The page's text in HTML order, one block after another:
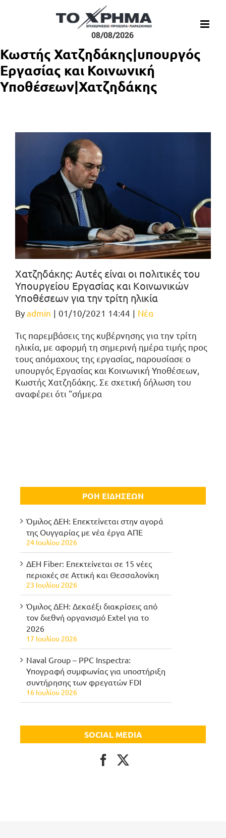
08/08/2026
Κωστής Χατζηδάκης|υπουργός
Εργασίας και Κοινωνική
Υποθέσεων|Χατζηδάκης
Χατζηδάκης: Αυτές είναι οι πολιτικές του
Υπουργείου Εργασίας και Κοινωνικών
Υποθέσεων για την τρίτη ηλικία
Byadmin | 01/10/2021 14:44 | Νέα
Τις παρεμβάσεις της κυβέρνησης για την τρίτη
ηλικία, με αφορμή τη σημερινή ημέρα τιμής προς
τους απόμαχους της εργασίας, παρουσίασε ο
υπουργός Εργασίας και Κοινωνική Υποθέσεων,
Κωστής Χατζηδάκης. Σε σχετική δήλωση του
αναφέρει ότι "σήμερα
ΡΟΗ ΕΙΔΗΣΕΩΝ
Όμιλος ΔΕΗ: Επεκτείνεται στην αγορά
της Ουγγαρίας με νέα έργα ΑΠΕ
24 Ιουλίου 2026
ΔΕΗ Fiber: Επεκτείνεται σε 15 νέες
περιοχές σε Αττική και Θεσσαλονίκη
23 Ιουλίου 2026
Όμιλος ΔΕΗ: Δεκαέξι διακρίσεις από
τον διεθνή οργανισμό Extel για το
2026
17 Ιουλίου 2026
Naval Group – PPC Inspectra:
Υπογραφή συμφωνίας για υποστήριξη
συντήρησης των φρεγατών FDI
16 Ιουλίου 2026
SOCIAL MEDIA